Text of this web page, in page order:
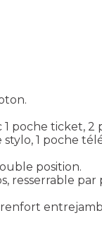
poche ticket, 2
stylo, 1 poche
position.
resserrable